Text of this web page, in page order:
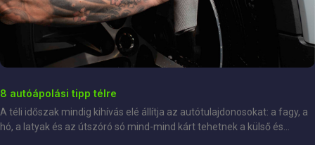
8 autóápolási tipp télre
A téli időszak mindig kihívás elé állítja az autótulajdonosokat: a fagy, a
hó, a latyak és az útszóró só mind-mind kárt tehetnek a külső és